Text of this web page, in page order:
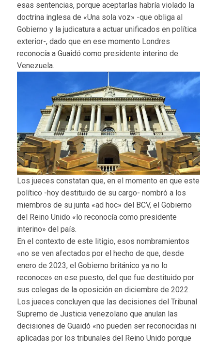
esas sentencias, porque aceptarlas habría violado la
doctrina inglesa de «Una sola voz» -que obliga al
Gobierno y la judicatura a actuar unificados en política
exterior-, dado que en ese momento Londres
reconocía a Guaidó como presidente interino de
Venezuela.
Los jueces constatan que, en el momento en que este
político -hoy destituido de su cargo- nombró a los
miembros de su junta «ad hoc» del BCV, el Gobierno
del Reino Unido «lo reconocía como presidente
interino» del país.
En el contexto de este litigio, esos nombramientos
«no se ven afectados por el hecho de que, desde
enero de 2023, el Gobierno británico ya no lo
reconoce» en ese puesto, del que fue destituido por
sus colegas de la oposición en diciembre de 2022.
Los jueces concluyen que las decisiones del Tribunal
Supremo de Justicia venezolano que anulan las
decisiones de Guaidó «no pueden ser reconocidas ni
aplicadas por los tribunales del Reino Unido porque